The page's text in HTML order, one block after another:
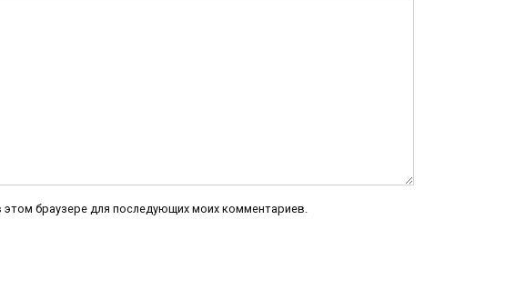
браузере для последующих моих комментариев.